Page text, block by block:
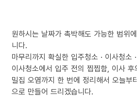
원하시는 날짜가 촉박해도 가능한 범위
니다.
마무리까지 확실한 입주청소 · 이사청소
이사청소에서 입주 전의 찝찝함, 이사
밀집 오염까지 한 번에 정리해서 오늘부
으로 만들어 드리겠습니다.